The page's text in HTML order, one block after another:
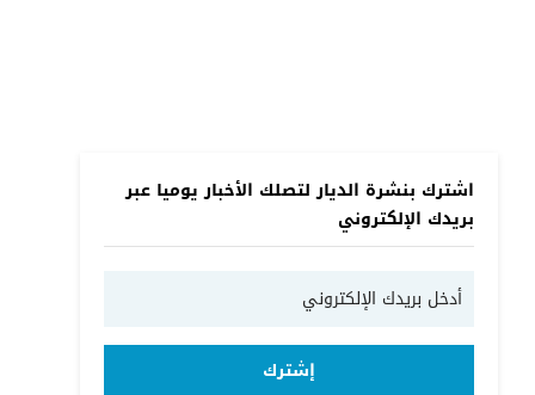
اشترك بنشرة الديار لتصلك الأخبار يوميا عبر
بريدك الإلكتروني
إشترك